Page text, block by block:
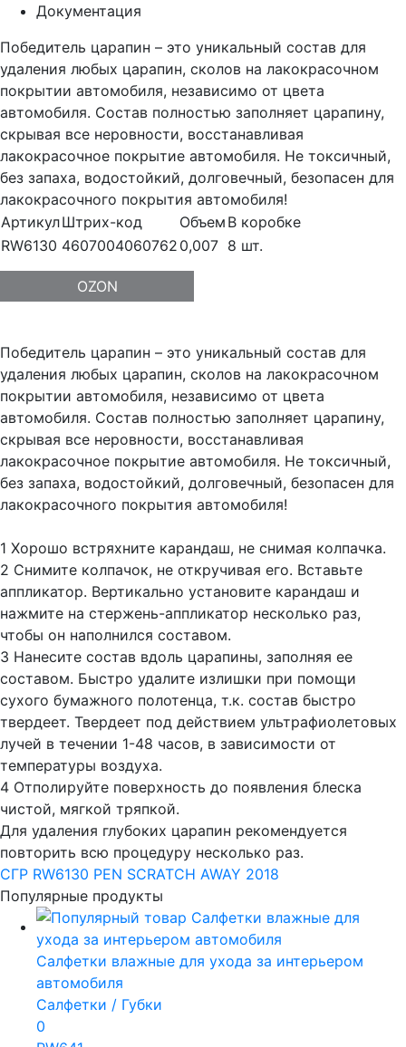
Документация
Победитель царапин – это уникальный состав для
удаления любых царапин, сколов на лакокрасочном
покрытии автомобиля, независимо от цвета
автомобиля. Состав полностью заполняет царапину,
скрывая все неровности, восстанавливая
лакокрасочное покрытие автомобиля. Не токсичный,
без запаха, водостойкий, долговечный, безопасен для
лакокрасочного покрытия автомобиля!
АртикулШтрих-код Объем В коробке
RW6130 4607004060762 0,007 8 шт.
OZON
Победитель царапин – это уникальный состав для
удаления любых царапин, сколов на лакокрасочном
покрытии автомобиля, независимо от цвета
автомобиля. Состав полностью заполняет царапину,
скрывая все неровности, восстанавливая
лакокрасочное покрытие автомобиля. Не токсичный,
без запаха, водостойкий, долговечный, безопасен для
лакокрасочного покрытия автомобиля!
1 Хорошо встряхните карандаш, не снимая колпачка.
2 Снимите колпачок, не откручивая его. Вставьте
аппликатор. Вертикально установите карандаш и
нажмите на стержень-аппликатор несколько раз,
чтобы он наполнился составом.
3 Нанесите состав вдоль царапины, заполняя ее
составом. Быстро удалите излишки при помощи
сухого бумажного полотенца, т.к. состав быстро
твердеет. Твердеет под действием ультрафиолетовых
лучей в течении 1-48 часов, в зависимости от
температуры воздуха.
4 Отполируйте поверхность до появления блеска
чистой, мягкой тряпкой.
Для удаления глубоких царапин рекомендуется
повторить всю процедуру несколько раз.
СГР RW6130 PEN SCRATCH AWAY 2018
Популярные продукты
Салфетки влажные для ухода за интерьером
автомобиля
Салфетки / Губки
0